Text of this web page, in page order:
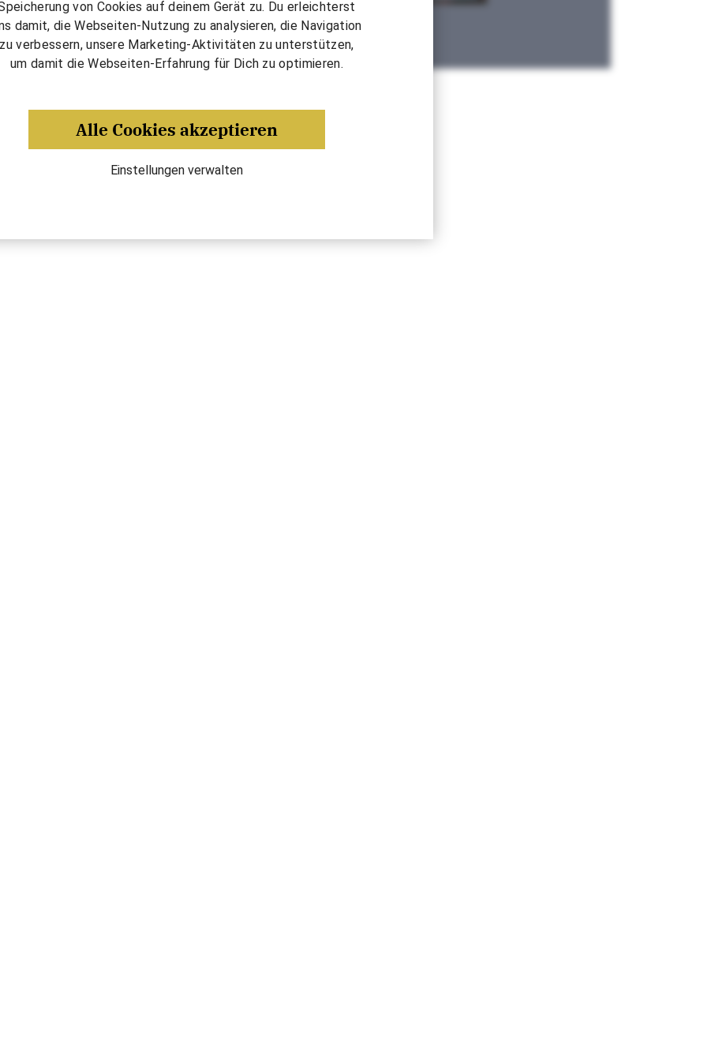
von Cookies auf deinem Gerät zu. Du erleichterst
damit, die Webseiten-Nutzung zu analysieren, die Navigation
zu verbessern, unsere Marketing-Aktivitäten zu unterstützen,
um damit die Webseiten-Erfahrung für Dich zu optimieren.
Alle Cookies akzeptieren
Einstellungen verwalten